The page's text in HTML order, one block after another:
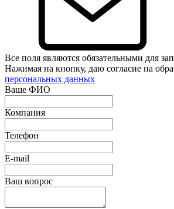
Все поля являются обязательными для
Нажимая на кнопку, даю согласие на
персональных данных
Ваше ФИО
Компания
Телефон
E-mail
Ваш вопрос